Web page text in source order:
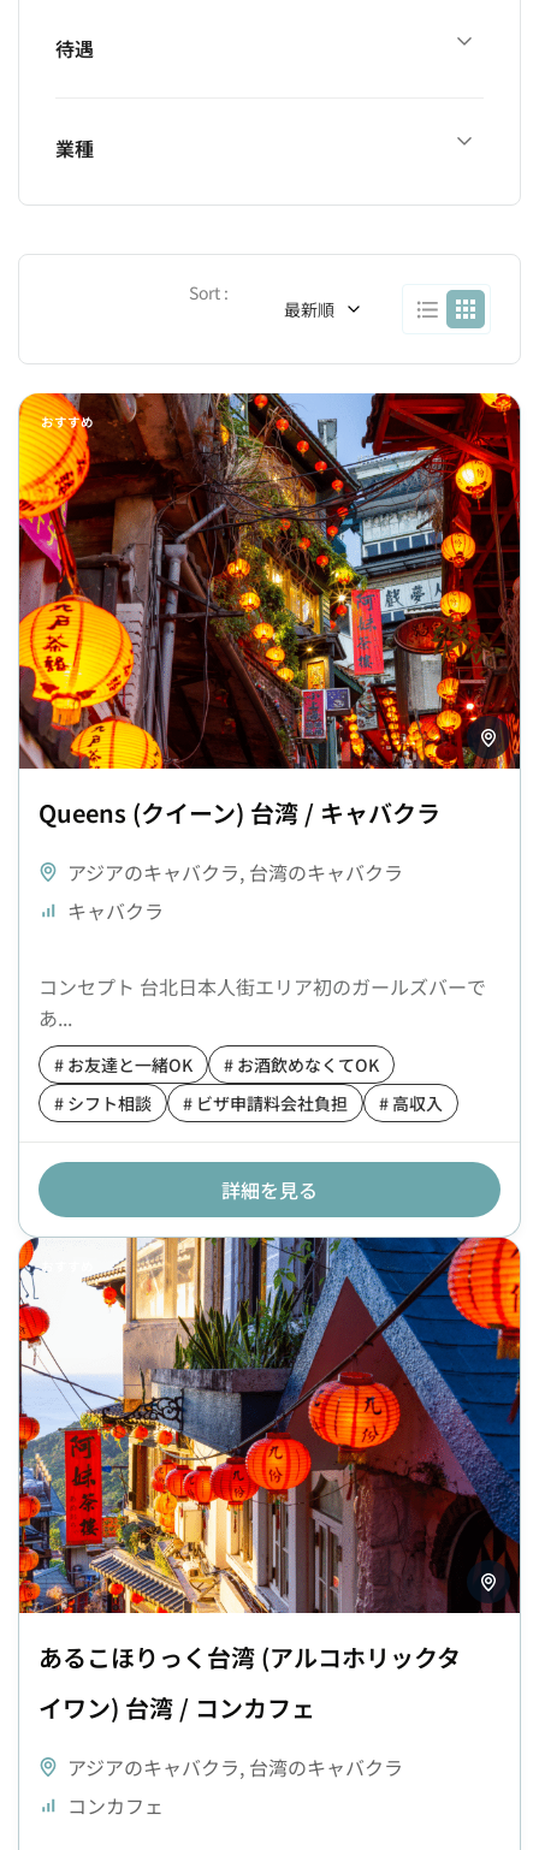
待遇
業種
Sort :
最新順
おすすめ
Queens (クイーン) 台湾 / キャバクラ
アジアのキャバクラ, 台湾のキャバクラ
キャバクラ
コンセプト 台北日本人街エリア初のガールズバーで
あ...
# お友達と一緒OK
# お酒飲めなくてOK
# シフト相談
# ビザ申請料会社負担 # 高収入
詳細を見る
おすすめ
あるこほりっく台湾 (アルコホリックタ
イワン) 台湾 / コンカフェ
アジアのキャバクラ, 台湾のキャバクラ
コンカフェ